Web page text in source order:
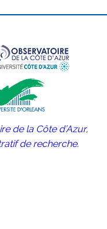
de la Côte d’Azur,
de recherche.